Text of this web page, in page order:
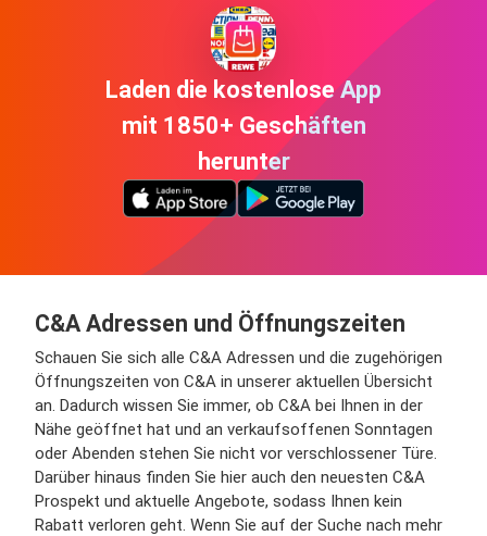
Laden die kostenlose App
mit 1850+ Geschäften
herunter
C&A Adressen und Öffnungszeiten
Schauen Sie sich alle C&A Adressen und die zugehörigen
Öffnungszeiten von C&A in unserer aktuellen Übersicht
an. Dadurch wissen Sie immer, ob C&A bei Ihnen in der
Nähe geöffnet hat und an verkaufsoffenen Sonntagen
oder Abenden stehen Sie nicht vor verschlossener Türe.
Darüber hinaus finden Sie hier auch den neuesten C&A
Prospekt und aktuelle Angebote, sodass Ihnen kein
Rabatt verloren geht. Wenn Sie auf der Suche nach mehr